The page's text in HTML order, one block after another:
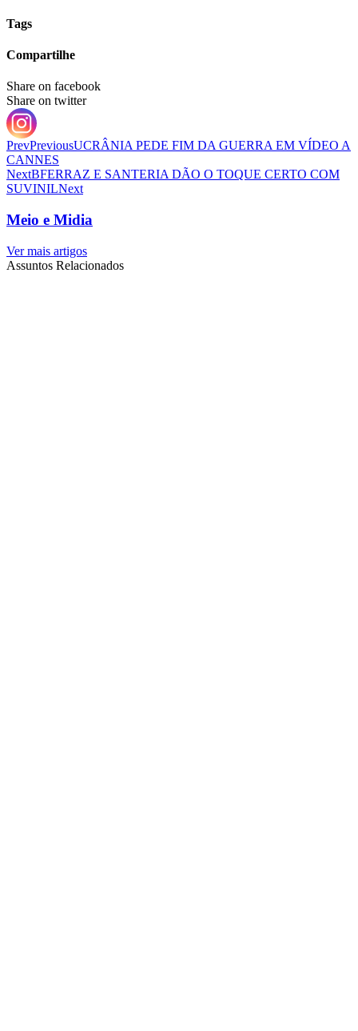
Tags
Compartilhe
Share on facebook
Share on twitter
PrevPreviousUCRÂNIA PEDE FIM DA GUERRA EM VÍDEO A
CANNES
NextBFERRAZ E SANTERIA DÃO O TOQUE CERTO COM
SUVINILNext
Meio e Midia
Ver mais artigos
Assuntos Relacionados